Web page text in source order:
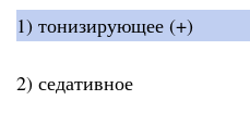
1) тонизирующее (+)
2) седативное